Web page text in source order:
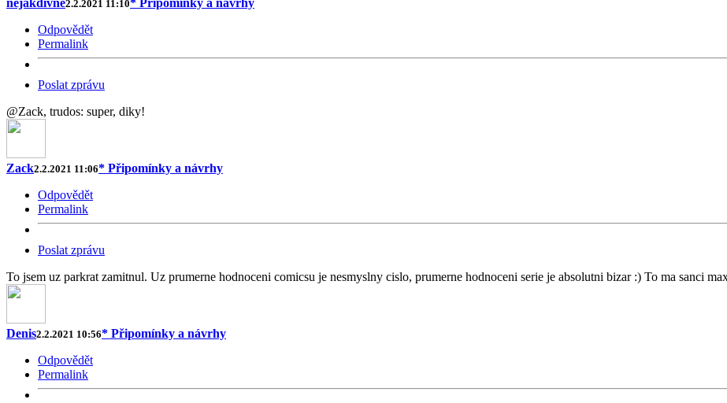
2.2.2021 11:10
Odpovědět
Permalink
Poslat zprávu
@Zack, trudos: super, diky!
Zack2.2.2021 11:06* Připomínky a návrhy
Odpovědět
Permalink
Poslat zprávu
To jsem uz parkrat zamitnul. Uz prumerne hodnoceni comicsu je nesmyslny cislo, prumerne hodnoceni serie je absolutni bizar :) To ma sanci
Denis2.2.2021 10:56* Připomínky a návrhy
Odpovědět
Permalink